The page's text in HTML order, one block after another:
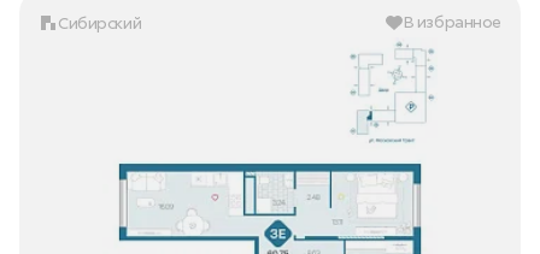
Сибирский В избранное